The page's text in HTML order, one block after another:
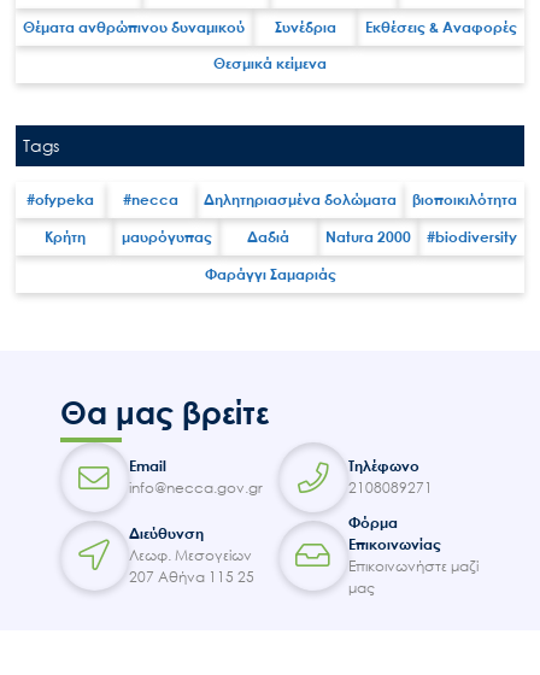
Μ.Δ.Π.Π.
Έργα
Θέματα ανθρώπινου δυναμικού Συνέδρια Εκθέσεις & Αναφορές
Θεσμικά κείμενα
Tags
#ofypeka #necca Δηλητηριασμένα δολώματα βιοποικιλότητα
Κρήτη μαυρόγυπας Δαδιά Natura 2000 #biodiversity
Φαράγγι Σαμαριάς
Θα μας βρείτε
Email
info@necca.gov.gr
Τηλέφωνο
2108089271
Διεύθυνση
Λεωφ. Μεσογείων
207 Αθήνα 115 25
Φόρμα
Επικοινωνίας
Επικοινωνήστε μαζί
μας